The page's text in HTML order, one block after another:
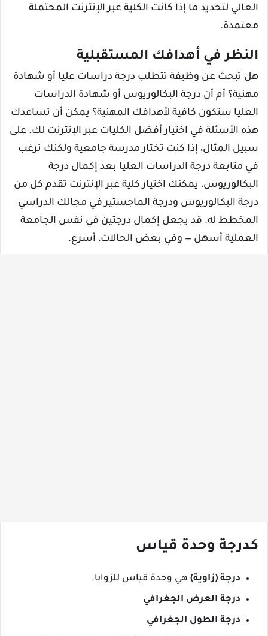
العالي لتحديد ما إذا كانت الكلية عبر الإنترنت المحتملة
معتمدة.
النظر في أهدافك المستقبلية
هل تبحث عن وظيفة تتطلب درجة دراسات عليا أو شهادة
مهنية؟ أم أن درجة البكالوريوس أو شهادة الدراسات
العليا ستكون كافية لأهدافك المهنية؟ يمكن أن تساعدك
هذه الأسئلة في اختيار أفضل الكليات عبر الإنترنت لك. على
سبيل المثال، إذا كنت تختار مدرسة جامعية ولكنك ترغب
في متابعة درجة الدراسات العليا بعد إكمال درجة
البكالوريوس، يمكنك اختيار كلية عبر الإنترنت تقدم كل من
درجة البكالوريوس ودرجة الماجستير في مجالك الدراسي
المخطط له. قد يجعل إكمال درجتين في نفس الجامعة
العملية أسهل — وفي بعض الحالات، أسرع.
كدرجة وحدة قياس
درجة (زاوية) هي وحدة قياس للزوايا.
درجة العرض الجغرافي
درجة الطول الجغرافي